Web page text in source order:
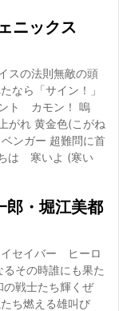
ニックス
スの法則無敵の頭
なら「サイン！」
ト カモン！ 嗚
れ 黄金色(こがね
ンガー 超難問に首
は 寒いよ (寒い
郎・堀江美都
セイバー ヒーロ
その時誰にも果た
戦士たち輝くぜ
ち燃える雄叫び